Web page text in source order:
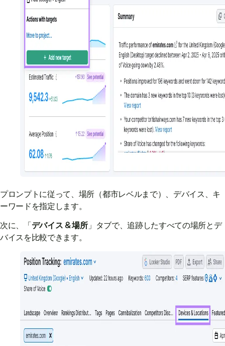
プロンプトに従って、場所（都市レベルまで）、デバイス、キ
ーワードを指定します。
次に、「デバイス & 場所」タブで、追跡したすべての場所とデ
バイスを比較できます。